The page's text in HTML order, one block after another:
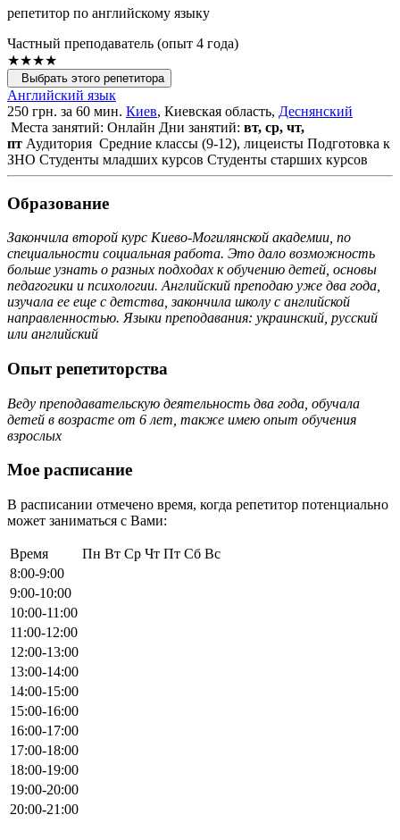
репетитор по английскому языку
Частный преподаватель (опыт 4 года)
★★★★
Выбрать этого репетитора
Английский язык
250 грн. за 60 мин. Киев, Киевская область, Деснянский
Места занятий: Онлайн Дни занятий: вт, ср, чт,
пт Аудитория Средние классы (9-12), лицеисты Подготовка к
ЗНО Студенты младших курсов Студенты старших курсов
Образование
Закончила второй курс Киево-Могилянской академии, по
специальности социальная работа. Это дало возможность
больше узнать о разных подходах к обучению детей, основы
педагогики и психологии. Английский преподаю уже два года,
изучала ее еще с детства, закончила школу с английской
направленностью. Языки преподавания: украинский, русский
или английский
Опыт репетиторства
Веду преподавательскую деятельность два года, обучала
детей в возрасте от 6 лет, также имею опыт обучения
взрослых
Мое расписание
В расписании отмечено время, когда репетитор потенциально
может заниматься с Вами:
Время Пн Вт Ср Чт Пт Сб Вс
8:00-9:00
9:00-10:00
10:00-11:00
11:00-12:00
12:00-13:00
13:00-14:00
14:00-15:00
15:00-16:00
16:00-17:00
17:00-18:00
18:00-19:00
19:00-20:00
20:00-21:00